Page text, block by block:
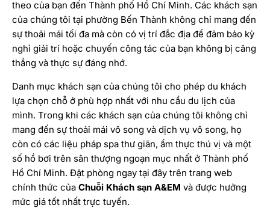
theo của bạn đến Thành phố Hồ Chí Minh. Các khách sạn
của chúng tôi tại phường Bến Thành không chỉ mang đến
sự thoải mái tối đa mà còn có vị trí đắc địa để đảm bảo kỳ
nghỉ giải trí hoặc chuyến công tác của bạn không bị căng
thẳng và thực sự đáng nhớ.
Danh mục khách sạn của chúng tôi cho phép du khách
lựa chọn chỗ ở phù hợp nhất với nhu cầu du lịch của
mình. Trong khi các khách sạn của chúng tôi không chỉ
mang đến sự thoải mái vô song và dịch vụ vô song, họ
còn có các liệu pháp spa thư giãn, ẩm thực thú vị và một
số hồ bơi trên sân thượng ngoạn mục nhất ở Thành phố
Hồ Chí Minh. Đặt phòng ngay tại đây trên trang web
chính thức của Chuỗi Khách sạn A&EM và được hưởng
mức giá tốt nhất trực tuyến.